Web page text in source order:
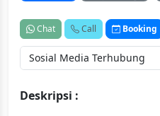
Chat Call Booking
Sosial Media Terhubung
Deskripsi :